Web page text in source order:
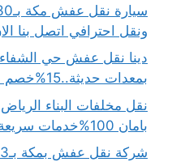
ونقل احترافي اتصل بنا
دينا نقل عفش حي
بمعدات حديثة..15%خصم على خدمةالتغليف
نقل مخلفات البناء
بامان 100%خدمات سريعة 24ساعة